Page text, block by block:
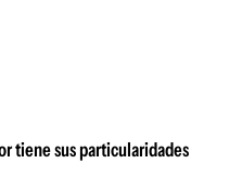
tiene sus particularidades